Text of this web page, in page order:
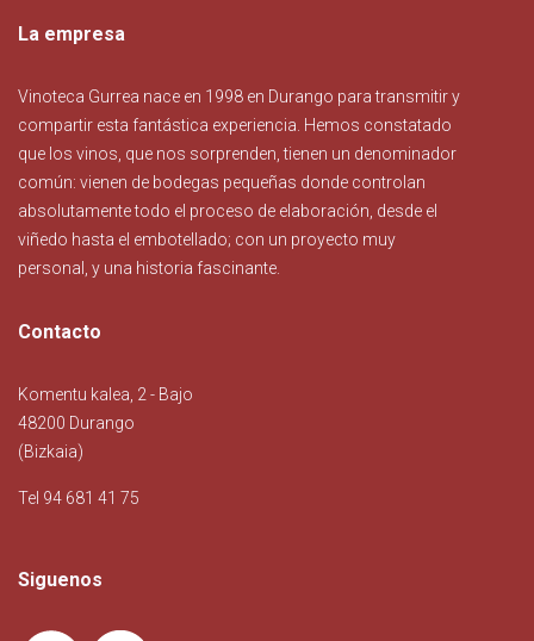
La empresa
Vinoteca Gurrea nace en 1998 en Durango para transmitir y
compartir esta fantástica experiencia. Hemos constatado
que los vinos, que nos sorprenden, tienen un denominador
común: vienen de bodegas pequeñas donde controlan
absolutamente todo el proceso de elaboración, desde el
viñedo hasta el embotellado; con un proyecto muy
personal, y una historia fascinante.
Contacto
Komentu kalea, 2 - Bajo
48200 Durango
(Bizkaia)
Tel 94 681 41 75
Siguenos